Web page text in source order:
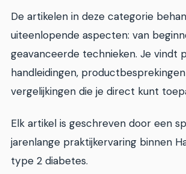
De artikelen in deze categorie
uiteenlopende aspecten: van
geavanceerde technieken. Je vindt
handleidingen,
vergelijkingen die je direct kunt
Elk artikel is geschreven door een
jarenlange praktijkervaring binnen
type 2 diabetes.